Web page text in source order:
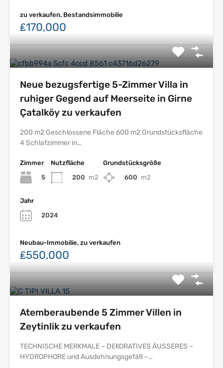
zu verkaufen, Bestandsimmobilie
₤170,000
Neue bezugsfertige 5-Zimmer Villa in
ruhiger Gegend auf Meerseite in Girne
Çatalköy zu verkaufen
200 m2 Geschlossene Fläche 600 m2 Grundstücksfläche
4 Schlafzimmer in…
Zimmer
5
Nutzfläche
200 m2
Grundstücksgröße
600 m2
Jahr
2024
Neubau-Immobilie, zu verkaufen
₤550,000
Atemberaubende 5 Zimmer Villen in
Zeytinlik zu verkaufen
TECHNISCHE MERKMALE – DEKORATIVES ÄUSSERES –
HYDROPHORE und Ausdehnungsgefäß –…